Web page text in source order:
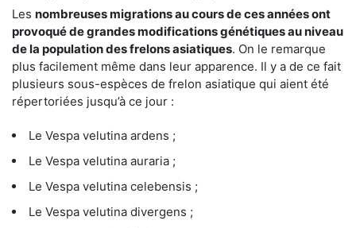
Les nombreuses migrations au cours de ces années ont
provoqué de grandes modifications génétiques au niveau
de la population des frelons asiatiques. On le remarque
plus facilement même dans leur apparence. Il y a de ce fait
plusieurs sous-espèces de frelon asiatique qui aient été
répertoriées jusqu’à ce jour :
Le Vespa velutina ardens ;
Le Vespa velutina auraria ;
Le Vespa velutina celebensis ;
Le Vespa velutina divergens ;